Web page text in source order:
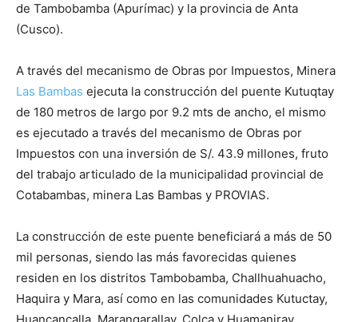
de Tambobamba (Apurímac) y la provincia de Anta
(Cusco).
A través del mecanismo de Obras por Impuestos, Minera
Las Bambas ejecuta la construcción del puente Kutuqtay
de 180 metros de largo por 9.2 mts de ancho, el mismo
es ejecutado a través del mecanismo de Obras por
Impuestos con una inversión de S/. 43.9 millones, fruto
del trabajo articulado de la municipalidad provincial de
Cotabambas, minera Las Bambas y PROVIAS.
La construcción de este puente beneficiará a más de 50
mil personas, siendo las más favorecidas quienes
residen en los distritos Tambobamba, Challhuahuacho,
Haquira y Mara, así como en las comunidades Kutuctay,